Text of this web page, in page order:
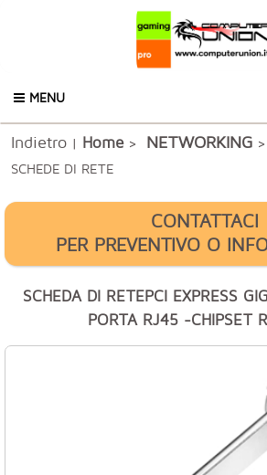
MENU
Indietro | Home> NETWORKING >
SCHEDE DI RETE
CONTATTACI
PER PREVENTIVO O
SCHEDA DI RETEPCI EXPRESS
PORTA RJ45 -CHIPSET